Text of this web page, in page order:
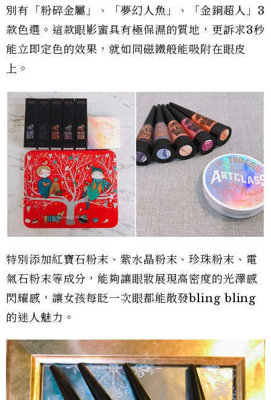
別有「粉碎金屬」、「夢幻人魚」、「金銅超人」3
款色選。這款眼影蜜具有極保濕的質地，更訴求3秒
能立即定色的效果，就如同磁鐵般能吸附在眼皮
上。
特別添加紅寶石粉末、紫水晶粉末、珍珠粉末、電
氣石粉末等成分，能夠讓眼妝展現高密度的光澤感
閃耀感，讓女孩每眨一次眼都能散發bling bling
的迷人魅力。